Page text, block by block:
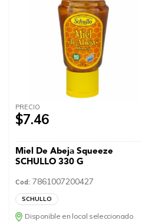
PRECIO
$7.46
Miel De Abeja Squeeze
SCHULLO 330 G
Cod: 7861007200427
SCHULLO
Disponible en local seleccionado